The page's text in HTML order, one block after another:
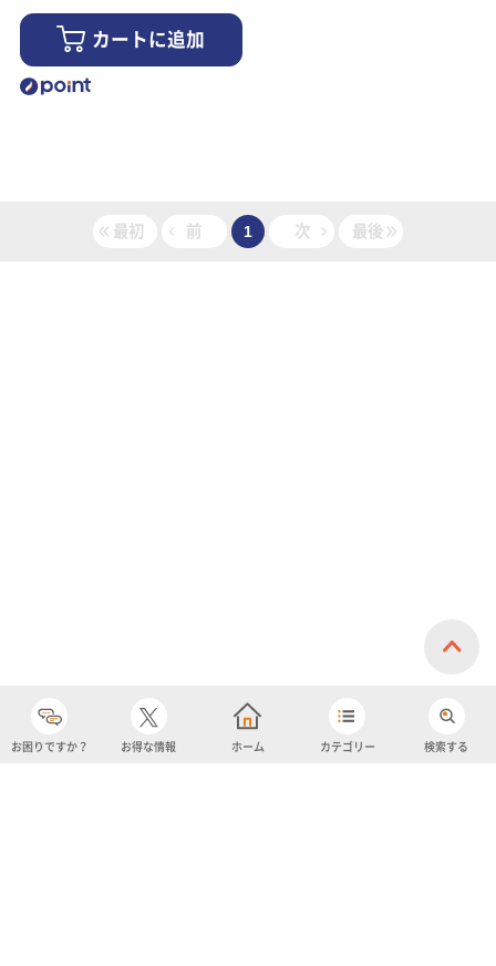
カートに追加
最初 前 1 次 最後
お困りですか？ お得な情報 ホーム カテゴリー 検索する